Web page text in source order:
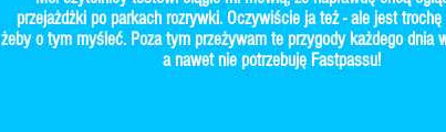
przejażdżki po parkach rozrywki. Oczywiście ja też - ale jest
żeby o tym myśleć. Poza tym przeżywam te przygody każdego dnia
a nawet nie potrzebuję Fastpassu!